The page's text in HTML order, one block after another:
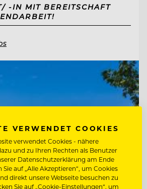
-IN MIT BEREITSCHAFT
VERWENDET COOKIES
verwendet Cookies - nähere
und zu Ihren Rechten als Benutzer
Datenschutzerklärung am Ende
Sie auf „Alle Akzeptieren“, um Cookies
direkt unsere Webseite besuchen zu
Sie auf „Cookie-Einstellungen“, um